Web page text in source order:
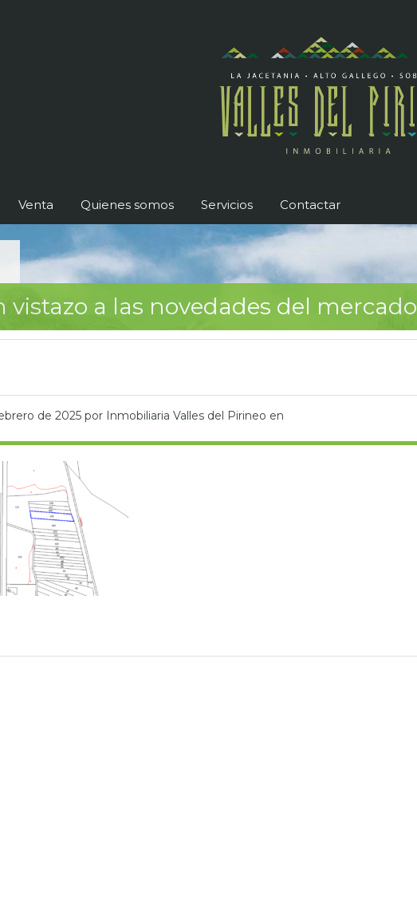
Venta Quienes somos Servicios Contactar
vistazo a las novedades del mercado
de 2025 por Inmobiliaria Valles del Pirineo en